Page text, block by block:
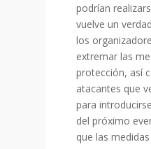
podrían
vuelve un
los
extremar las
protección, así
atacantes que
para
del próximo
que las